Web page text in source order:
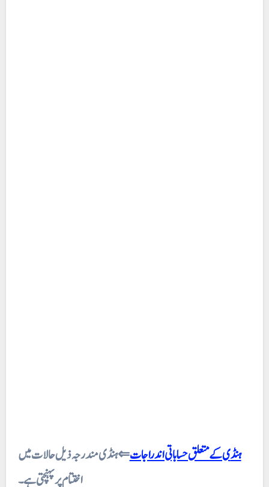
ہنڈی کے متعلق حساباتی اندراجات⇐ ہنڈی مندرجہ ذیل حالات میں
اختتام پر پہنچتی ہے۔